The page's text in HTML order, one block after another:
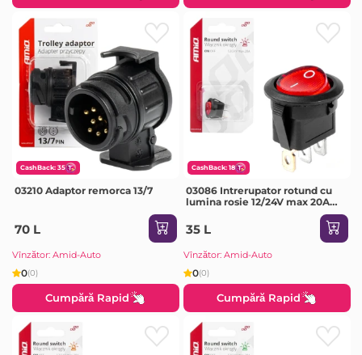
CashBack: 35
03210 Adaptor remorca 13/7
70 L
Vînzător: Amid-Auto
0(0)
Cumpără Rapid
CashBack: 18
03086 Intrerupator rotund cu
lumina rosie 12/24V max 20A
35 L
Vînzător: Amid-Auto
0(0)
Cumpără Rapid